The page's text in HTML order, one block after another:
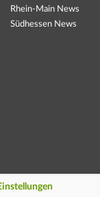
Rhein-Main News
Südhessen News